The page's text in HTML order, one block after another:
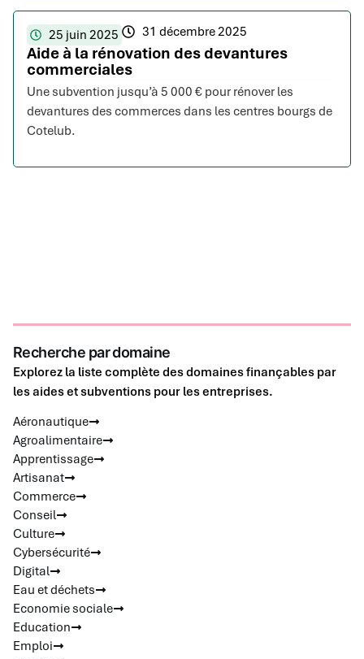
25 juin 2025 31 décembre 2025
Aide à la rénovation des devantures
commerciales
Une subvention jusqu’à 5 000 € pour rénover les
devantures des commerces dans les centres bourgs de
Cotelub.
Recherche par domaine
Explorez la liste complète des domaines finançables par
les aides et subventions pour les entreprises.
Aéronautique
Agroalimentaire
Apprentissage
Artisanat
Commerce
Conseil
Culture
Cybersécurité
Digital
Eau et déchets
Economie sociale
Education
Emploi